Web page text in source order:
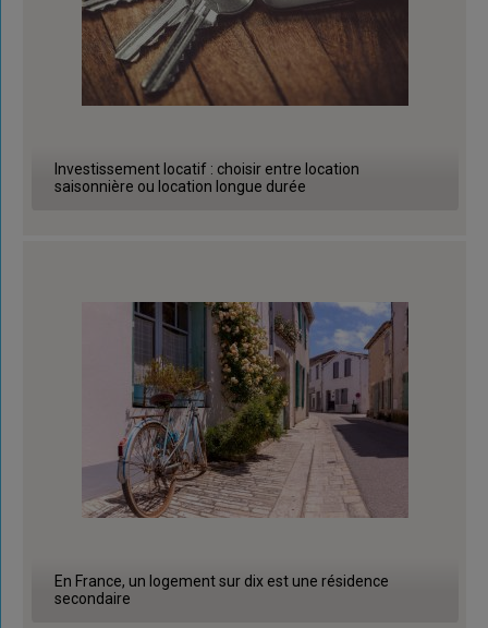
Investissement locatif : choisir entre location
saisonnière ou location longue durée
En France, un logement sur dix est une résidence
secondaire